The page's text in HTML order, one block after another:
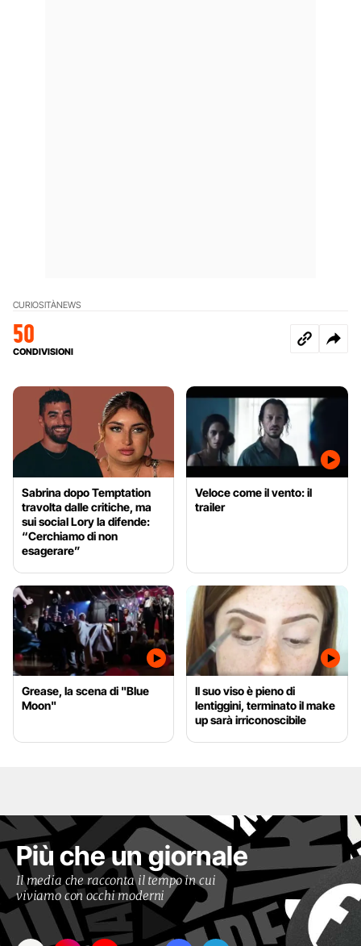
CURIOSITÀNEWS
50
CONDIVISIONI
Sabrina dopo Temptation
travolta dalle critiche, ma
sui social Lory la difende:
“Cerchiamo di non
esagerare”
Veloce come il vento: il
trailer
Grease, la scena di "Blue
Moon"
Il suo viso è pieno di
lentiggini, terminato il make
up sarà irriconoscibile
Più che un giornale
Il media che racconta il tempo in cui
viviamo con occhi moderni